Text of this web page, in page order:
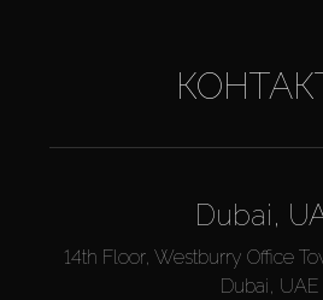
Dubai,
14th Floor, Westburry Office
Dubai, UAE